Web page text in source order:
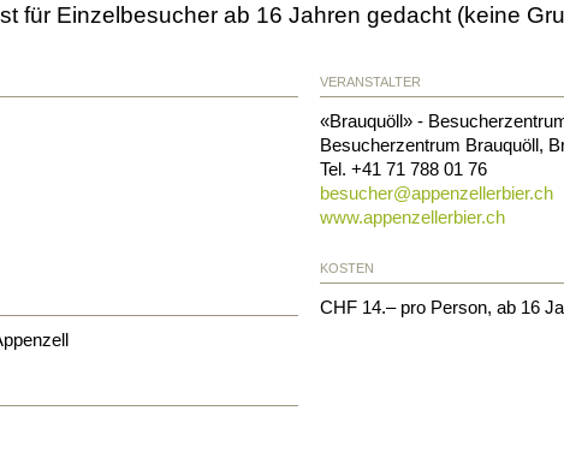
für Einzelbesucher ab 16 Jahren gedacht (keine
VERANSTALTER
«Brauquöll» -
Besucherzentrum Brauquöll,
Tel.+41 71 788 01 76
besucher@appenzellerbier.ch
www.appenzellerbier.ch
KOSTEN
CHF 14.– pro Person, ab 16